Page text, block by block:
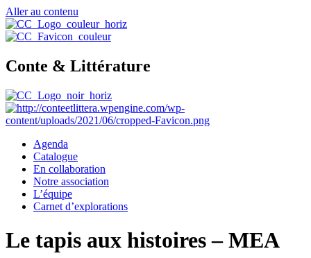
Aller au contenu
Conte & Littérature
Agenda
Catalogue
En collaboration
Notre association
L’équipe
Carnet d’explorations
Le tapis aux histoires – MEA